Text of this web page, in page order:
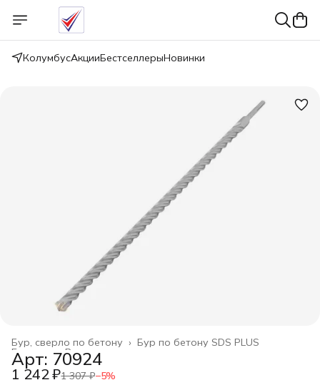
КолумбусАкцииБестселлерыНовинки
Бур по бетону SDS PLUS
Бур, сверло по бетону ›
Расходные материалы
Главная ›
Арт: 70924
1 242 ₽1 307 ₽−5%